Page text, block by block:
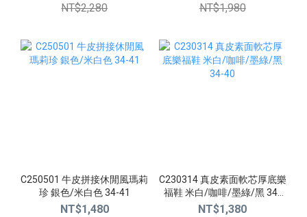
NT$2,280
NT$1,980
C250501 牛皮拼接休閒風瑪莉
珍 銀色/米白色 34-41
NT$1,480
C230314 真皮素面軟芯厚底樂
福鞋 米白/咖啡/墨綠/黑 34-
40
NT$1,380